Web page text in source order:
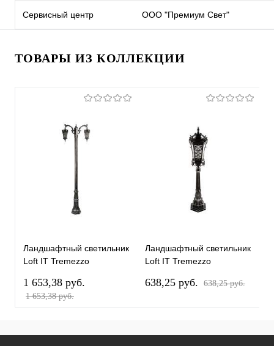
Сервисный центр ООО "Премиум Свет"
ТОВАРЫ ИЗ КОЛЛЕКЦИИ
Ландшафтный светильник
Loft IT Tremezzo
1 653,38 pуб.
1 653,38 pуб.
Ландшафтный светильник
Loft IT Tremezzo
638,25 pуб. 638,25 pуб.